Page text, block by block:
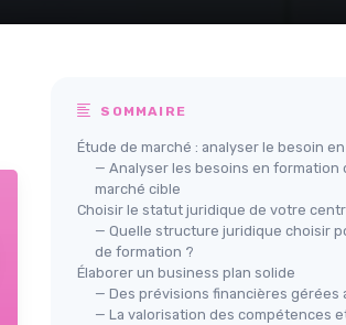
SOMMAIRE
Étude de marché : analyser le besoin
— Analyser les besoins en formation
marché cible
Choisir le statut juridique de votre
— Quelle structure juridique choisir
de formation ?
Élaborer un business plan solide
— Des prévisions financières gérées
— La valorisation des compétences